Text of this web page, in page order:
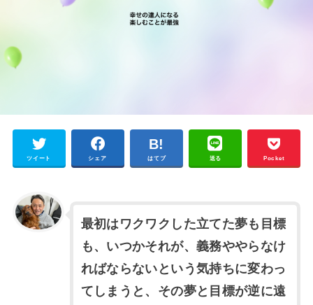
ツイート シェア はてブ 送る Pocket
最初はワクワクした立てた夢も目標
も、いつかそれが、義務ややらなけ
ればならないという気持ちに変わっ
てしまうと、その夢と目標が逆に遠